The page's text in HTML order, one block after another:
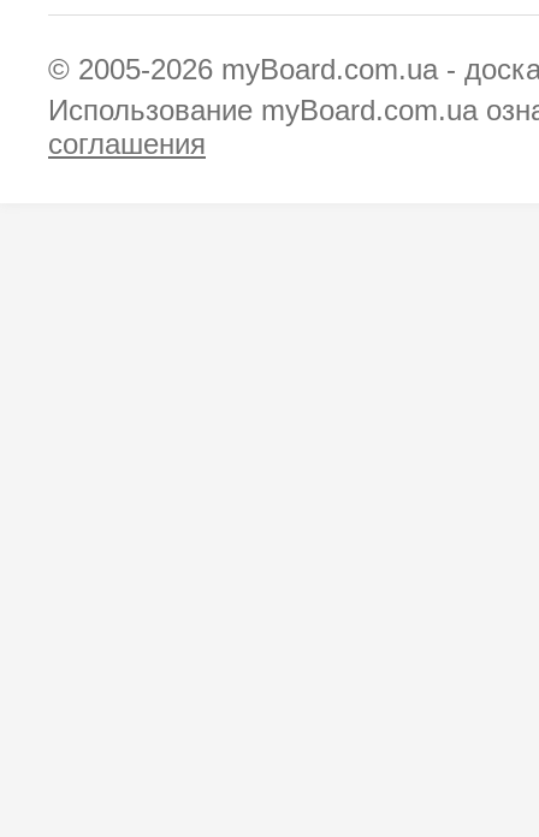
© 2005-2026 myBoard.com.ua -
Использование myBoard.com.ua
соглашения